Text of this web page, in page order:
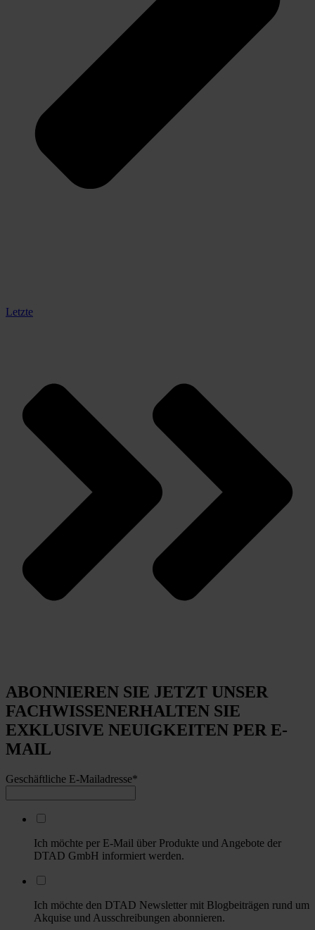
Letzte
ABONNIEREN SIE JETZT UNSER
FACHWISSENERHALTEN SIE
EXKLUSIVE NEUIGKEITEN PER E-
MAIL
Geschäftliche E-Mailadresse*
Ich möchte per E-Mail über Produkte und Angebote der
DTAD GmbH informiert werden.
Ich möchte den DTAD Newsletter mit Blogbeiträgen rund um
Akquise und Ausschreibungen abonnieren.